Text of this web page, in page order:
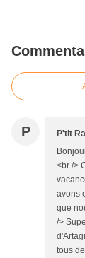
P P'tit
<br />
avons
que
/>
tous